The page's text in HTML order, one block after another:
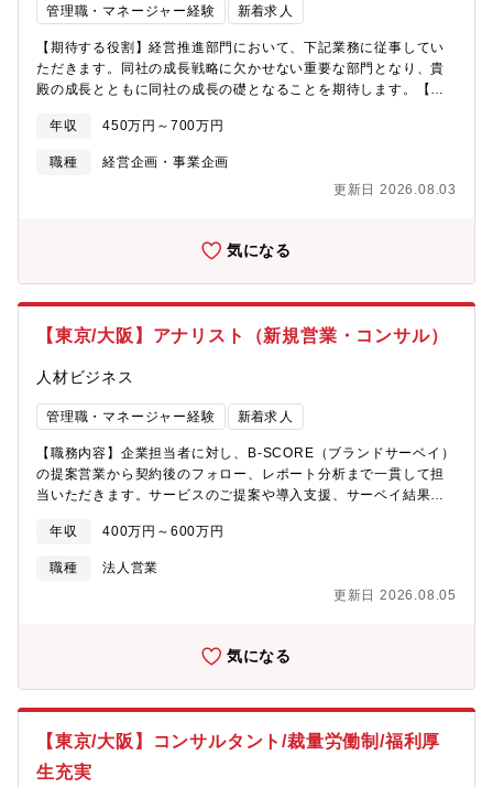
支援【配属部署】ZenPlus事業部 7名（営業＝1名、マーケティン
【求める人物像】・ITの知識レベルが異なる相手に合わせて、分
かりやすく説明や調整ができる方テン・ITや新しい技術が好き
で、コミュニケーションも前向きに楽しめる方・業務効率化や自
る方・課題を見つけ、自ら改善提案や行動ができる方・変化の多
い環境でも柔軟に対応し、新しい知識を積極的に吸収できる方・
管理職・マネージャー経験 新着求人
【期待する役割】経営推進部門において、下記業務に従事してい
ただきます。同社の成長戦略に欠かせない重要な部門となり、貴
殿の成長とともに同社の成長の礎となることを期待します。【職
動向や競合他社の分析を行い、経営戦略の策定に貢献します。・
策定された戦略を具体的な実行計画に落とし込み、関連部門と連
携しながら実行していきます。2.経営情報の収集・分析・内外の
経済・業界情報を収集し、必要なデータ分析を行います。・分析
および予算管理を行います。・実績のモニタリングと進捗管理を
メント・重要な経営プロジェクトの立ち上げおよび推進を担当し
整を行います。【魅力】M&Aや事業提携など会社が成長する場面
営を客観的な視点で見ることができ、多角的な視点を養うことが
できます。【募集背景】体制強化のための増員募集【組織構成】
経営推進部門：2名
年収 450万円～700万円
職種
経営企画・事業企画
更新日 2026.08.03
気になる
【東京/大阪】アナリスト（新規営業・コンサル）
人材ビジネス
管理職・マネージャー経験 新着求人
【職務内容】企業担当者に対し、B-SCORE（ブランドサーベイ）
の提案営業から契約後のフォロー、レポート分析まで一貫して担
当いただきます。サービスのご提案や導入支援、サーベイ結果を
を支援するポジションです。＜具体的な業務内容＞■新規営業・潜
在顧客、見込み顧客へのアポイント獲得 ・サービス紹介・提案■
顧客フォロー・コンサルティング・契約後の導入支援（設計～サ
ーベイ実施）・サーベイレポートの分析・課題抽出・顧客との初
ナリスト8名）部署の雰囲気：アクティブ、顧客へのコミット力、
め、アナリストとして専門性を極めたり、コンサルタントやエキ
の違い】ブランディングに関わるすべての領域を自社で担ってい
ることから、クリエイティブチームも社内に在籍しています。そ
年収 400万円～600万円
職種
法人営業
更新日 2026.08.05
気になる
【東京/大阪】コンサルタント/裁量労働制/福利厚
生充実